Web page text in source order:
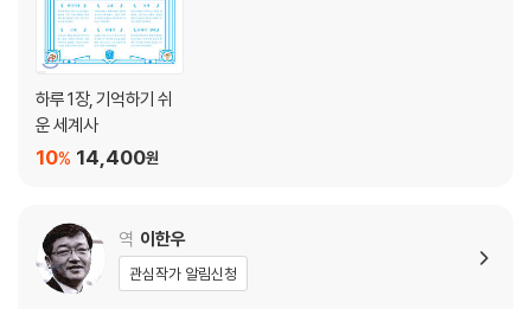
하루 1장, 기억하기 쉬
운 세계사
14,400원
10%
역 이한우
관심작가 알림신청